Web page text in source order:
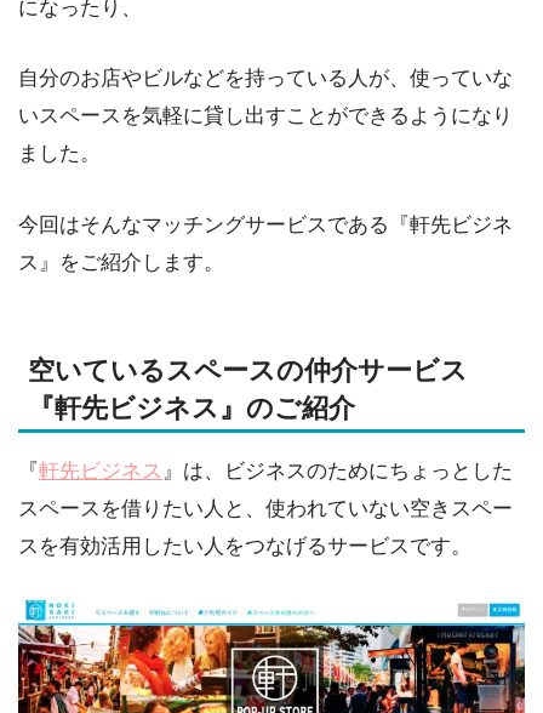
になったり、
自分のお店やビルなどを持っている人が、使っていな
いスペースを気軽に貸し出すことができるようになり
ました。
今回はそんなマッチングサービスである『軒先ビジネ
ス』をご紹介します。
空いているスペースの仲介サービス
『軒先ビジネス』のご紹介
『軒先ビジネス 』は、ビジネスのためにちょっとした
スペースを借りたい人と、使われていない空きスペー
スを有効活用したい人をつなげるサービスです。